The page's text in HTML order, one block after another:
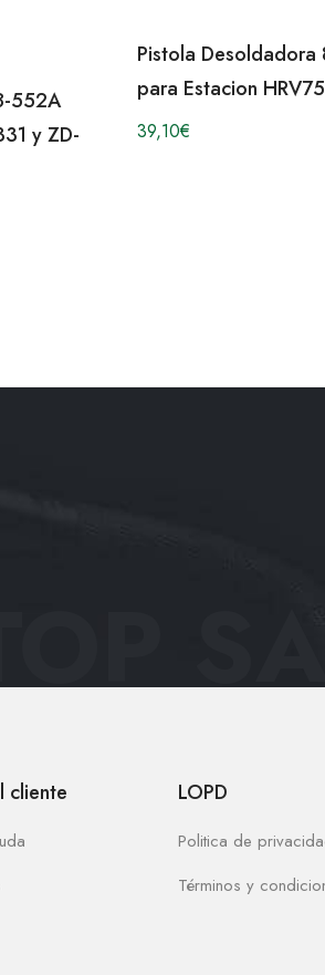
552A
y ZD-
Pistola Desoldadora
para Estacion
39,10€
cliente LOPD
Politica de
Términos y